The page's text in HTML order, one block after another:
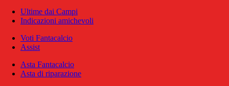
Ultime dai Campi
Indicazioni amichevoli
Voti Fantacalcio
Assist
Asta Fantacalcio
Asta di riparazione